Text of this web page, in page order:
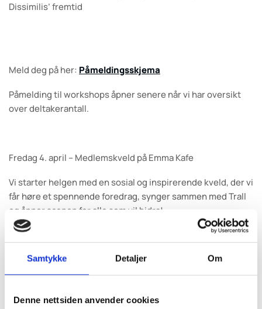
Samtykke Detaljer Om
Denne nettsiden anvender cookies
Dissimilis’ fremtid
Meld deg på her: Påmeldingsskjema
Påmelding til workshops åpner senere når vi har oversikt
over deltakerantall.
Fredag 4. april – Medlemskveld på Emma Kafe
Vi starter helgen med en sosial og inspirerende kveld, der vi
får høre et spennende foredrag, synger sammen med Trall
og åpner scenen for alle som vil bidra!
Lørdag 5. april – Fagdag & generalforsamling
Lørdagen byr på faglig påfyll og workshops med fokus på
tilrettelagt musikk og dans. Vi deler praksiseksempler,
generalforsamlingen.